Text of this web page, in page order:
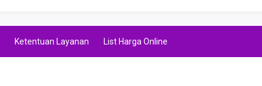
Ketentuan Layanan List Harga Online